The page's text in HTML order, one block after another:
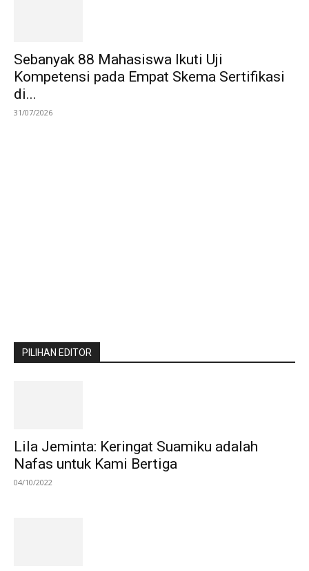
Sebanyak 88 Mahasiswa Ikuti Uji
Kompetensi pada Empat Skema Sertifikasi
di...
31/07/2026
PILIHAN EDITOR
Lila Jeminta: Keringat Suamiku adalah
Nafas untuk Kami Bertiga
04/10/2022